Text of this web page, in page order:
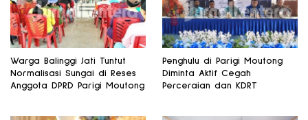
Warga Balinggi Jati Tuntut
Normalisasi Sungai di Reses
Anggota DPRD Parigi Moutong
Penghulu di Parigi Moutong
Diminta Aktif Cegah
Perceraian dan KDRT